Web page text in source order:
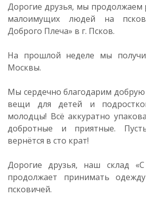
Дорогие друзья, мы продолжаем
малоимущих людей на
Доброго Плеча» в г. Псков.
На прошлой неделе мы
Москвы.
Мы сердечно благодарим
вещи для детей и
молодцы! Всё аккуратно
добротные и приятные.
вернётся в сто крат!
Дорогие друзья, наш склад
продолжает принимать
псковичей.